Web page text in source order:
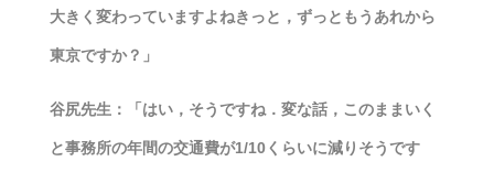
大きく変わっていますよねきっと，ずっともうあれから
東京ですか？」
谷尻先生：「はい，そうですね．変な話，このままいく
と事務所の年間の交通費が1/10くらいに減りそうです